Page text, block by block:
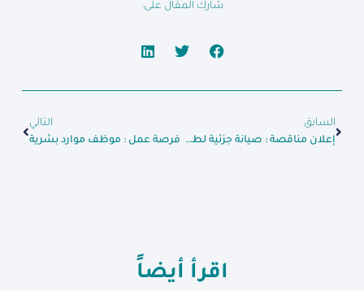
شارك المقال على:
السابق
إعلان مناقصة : صيانة جزئية لطريق حارم – سرمدا بطول 11.5 كلم (7000 م2)
التالي
فرصة عمل : موظف موارد بشرية
اقرأ أيضاً